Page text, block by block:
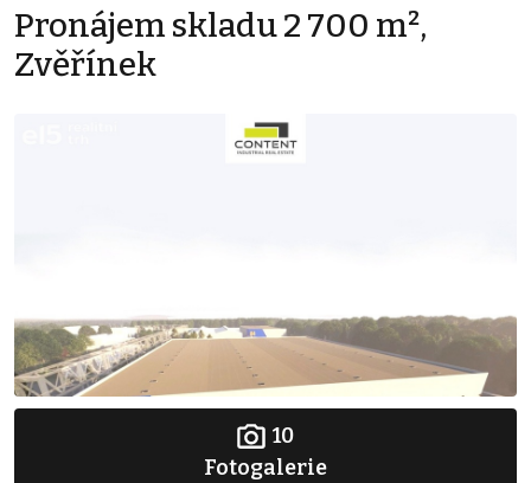
Pronájem skladu 2 700 m²,
Zvěřínek
10
Fotogalerie